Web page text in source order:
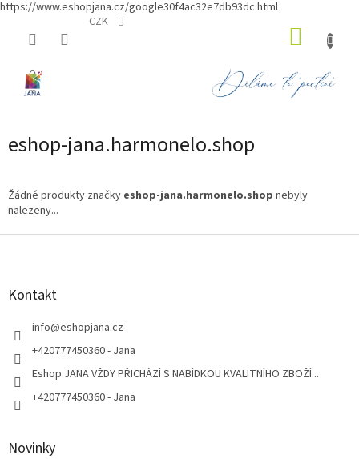
https://www.eshopjana.cz/google30f4ac32e7db93dc.html
CZK
eshop-jana.harmonelo.shop
Žádné produkty značky eshop-jana.harmonelo.shop nebyly
nalezeny...
Z
Kontakt
info@eshopjana.cz
+420777450360 - Jana
Eshop JANA VŽDY PŘICHÁZÍ S NABÍDKOU KVALITNÍHO ZBOŽÍ...
+420777450360 - Jana
Novinky